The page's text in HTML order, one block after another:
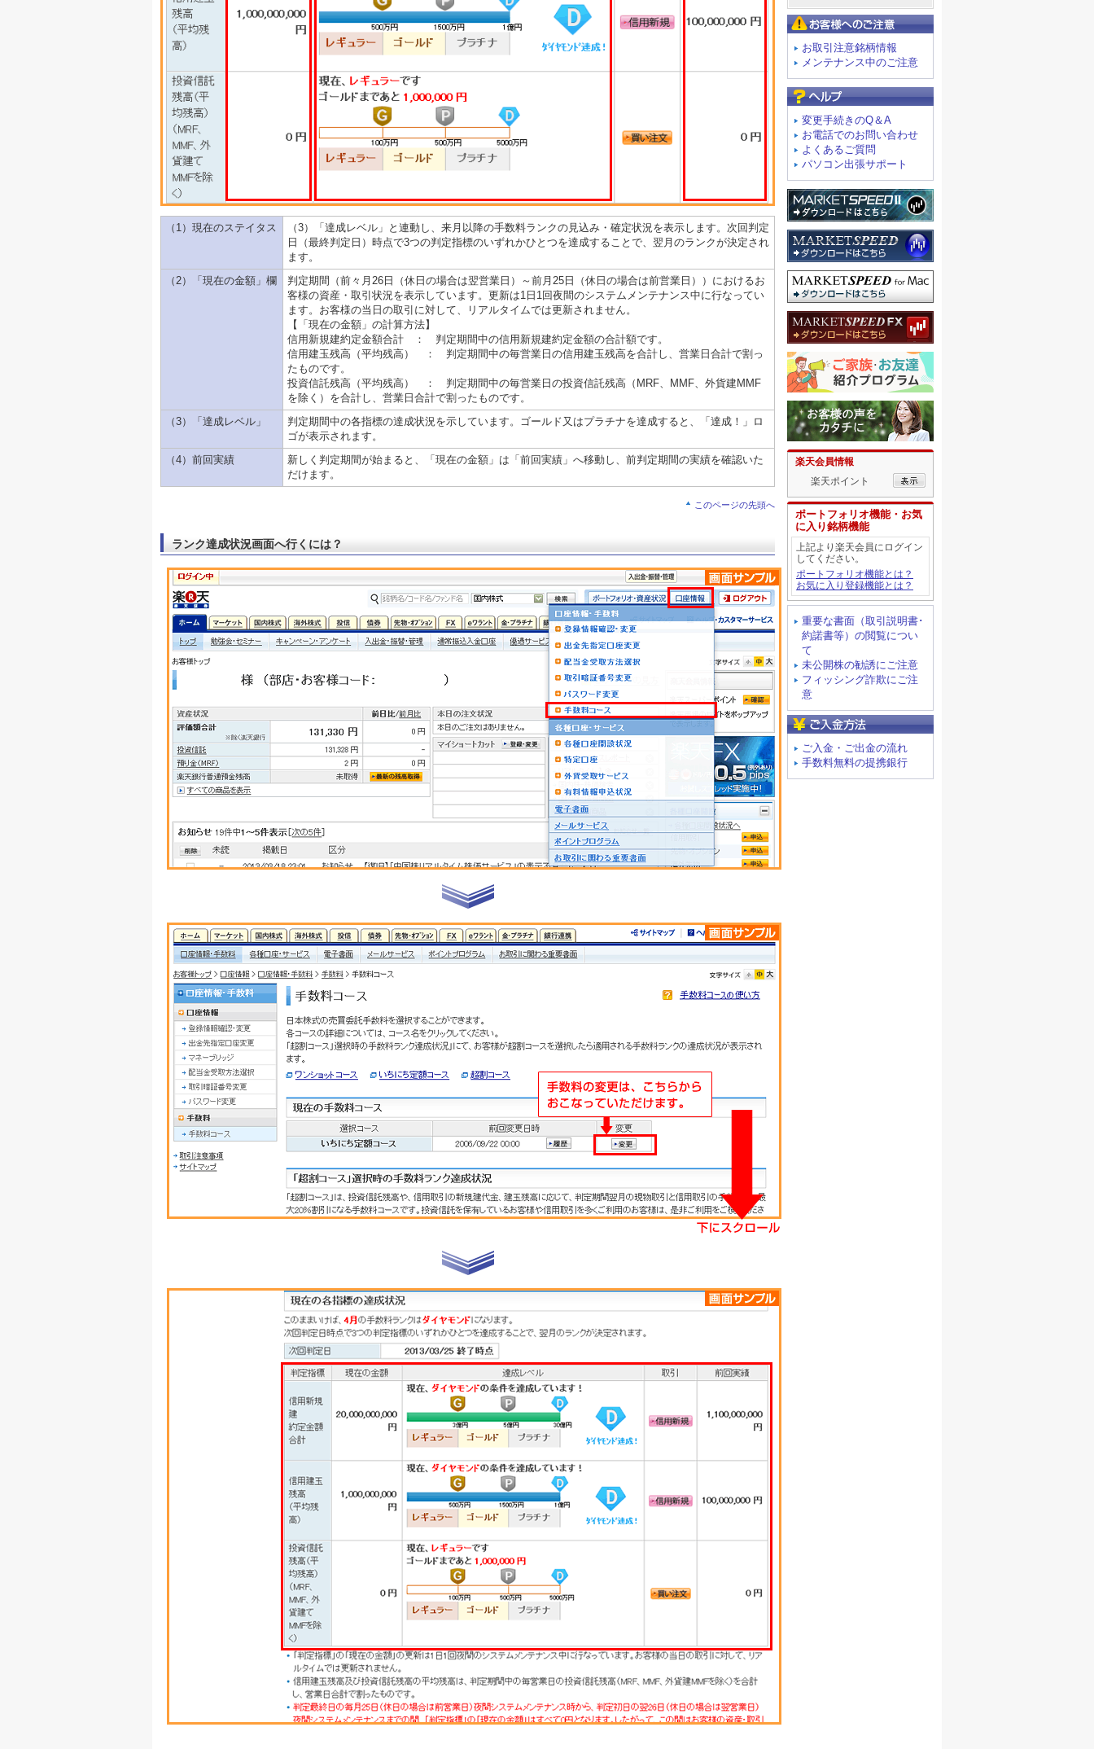
（1）現在のステイタス
（3）「達成レベル」と連動し、来月以降の手数料ランクの見込み・確定状況を表示します。次回判定
日（最終判定日）時点で3つの判定指標のいずれかひとつを達成することで、翌月のランクが決定され
ます。
（2）「現在の金額」欄
判定期間（前々月26日（休日の場合は翌営業日）～前月25日（休日の場合は前営業日））におけるお
客様の資産・取引状況を表示しています。更新は1日1回夜間のシステムメンテナンス中に行なってい
ます。お客様の当日の取引に対して、リアルタイムでは更新されません。
【「現在の金額」の計算方法】
信用新規建約定金額合計 ： 判定期間中の信用新規建約定金額の合計額です。
信用建玉残高（平均残高） ： 判定期間中の毎営業日の信用建玉残高を合計し、営業日合計で割っ
たものです。
投資信託残高（平均残高） ： 判定期間中の毎営業日の投資信託残高（MRF、MMF、外貨建MMF
を除く）を合計し、営業日合計で割ったものです。
（3）「達成レベル」
判定期間中の各指標の達成状況を示しています。ゴールド又はプラチナを達成すると、「達成！」ロ
ゴが表示されます。
（4）前回実績
新しく判定期間が始まると、「現在の金額」は「前回実績」へ移動し、前判定期間の実績を確認いた
だけます。
このページの先頭へ
ランク達成状況画面へ行くには？
お取引注意銘柄情報
メンテナンス中のご注意
変更手続きのQ＆A
お電話でのお問い合わせ
よくあるご質問
パソコン出張サポート
楽天会員情報
楽天ポイント
ポートフォリオ機能・お気
に入り銘柄機能
上記より楽天会員にログイン
してください。
ポートフォリオ機能とは？
お気に入り登録機能とは？
重要な書面（取引説明書･
約諾書等）の閲覧につい
て
未公開株の勧誘にご注意
フィッシング詐欺にご注
意
ご入金・ご出金の流れ
手数料無料の提携銀行